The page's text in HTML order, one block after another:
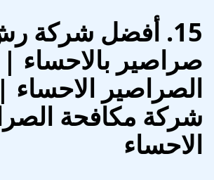
15. أفضل شركة
صراصير بالاحساء
الصراصير
شركة مكافحة
الاحساء